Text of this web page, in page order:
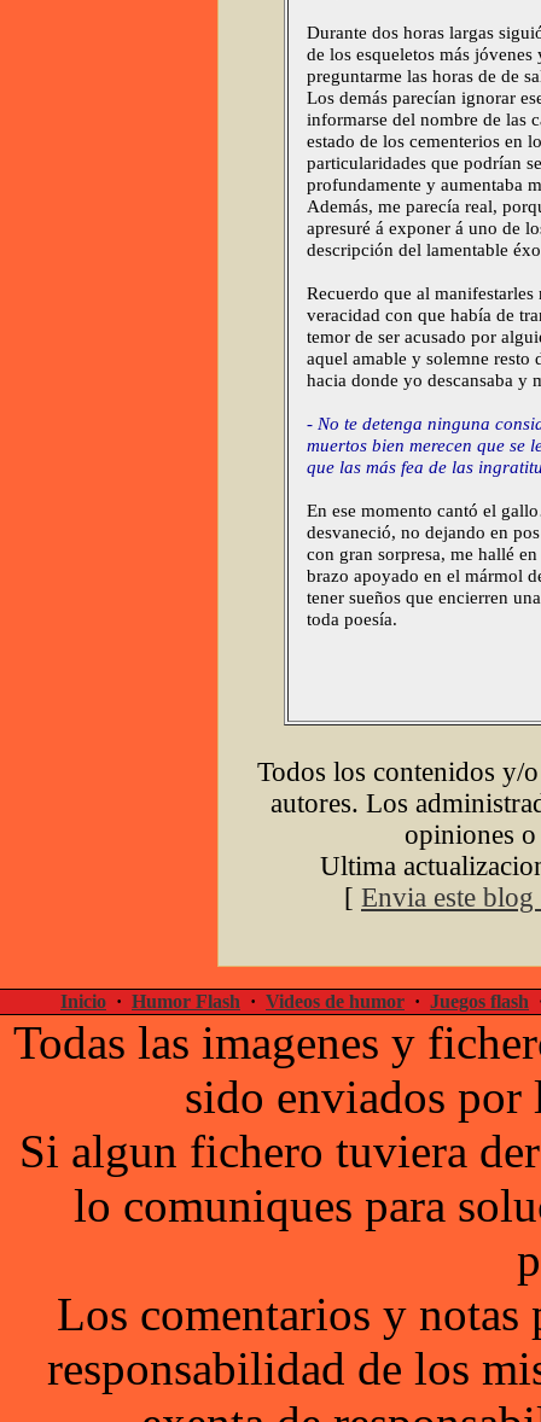
Durante dos horas largas
de los esqueletos más
preguntarme las horas de de
Los demás parecían ignorar
informarse del nombre de las
estado de los cementerios en
particularidades que podrían
profundamente y aumentaba
Además, me parecía real,
apresuré á exponer á uno de
descripción del lamentable
Recuerdo que al
veracidad con que había de
temor de ser acusado por
aquel amable y solemne
hacia donde yo descansaba y
- No te detenga ninguna
muertos bien merecen que se
que las más fea de las
En ese momento cantó el
desvaneció, no dejando en
con gran sorpresa, me hallé
brazo apoyado en el mármol
tener sueños que encierren
toda poesía.
Todos los contenidos y/
autores. Los
opiniones
Ultima
[ Envia este
Inicio · Humor Flash · Videos de humor · Juegos flash
Todas las imagenes y
sido enviados por
Si algun fichero tuviera
lo comuniques para
Los comentarios y notas
responsabilidad de los